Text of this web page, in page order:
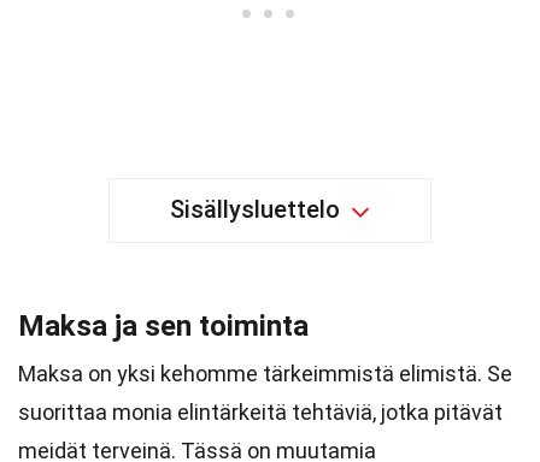
Sisällysluettelo
Maksa ja sen toiminta
Maksa on yksi kehomme tärkeimmistä elimistä. Se
suorittaa monia elintärkeitä tehtäviä, jotka pitävät
meidät terveinä. Tässä on muutamia